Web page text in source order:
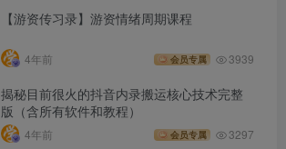
【游资传习录】游资情绪周期课程
4年前 会员专属 3939
揭秘目前很火的抖音内录搬运核心技术完整
版（含所有软件和教程）
4年前 会员专属 3297